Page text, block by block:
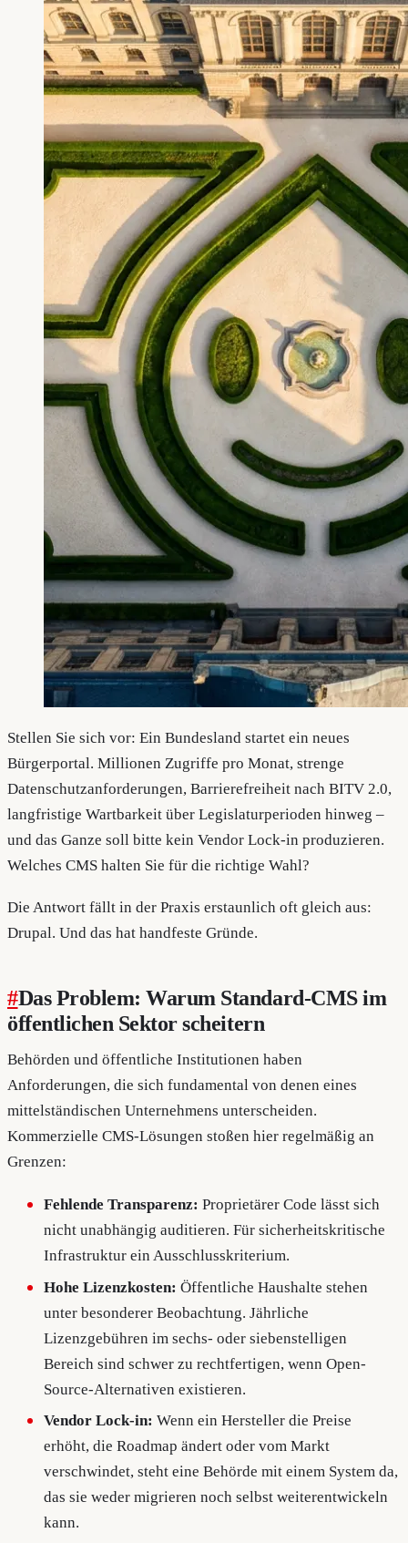
Stellen Sie sich vor: Ein Bundesland startet ein neues
Bürgerportal. Millionen Zugriffe pro Monat, strenge
Datenschutzanforderungen, Barrierefreiheit nach BITV 2.0,
langfristige Wartbarkeit über Legislaturperioden hinweg –
und das Ganze soll bitte kein Vendor Lock-in produzieren.
Welches CMS halten Sie für die richtige Wahl?
Die Antwort fällt in der Praxis erstaunlich oft gleich aus:
Drupal. Und das hat handfeste Gründe.
#Das Problem: Warum Standard-CMS im
öffentlichen Sektor scheitern
Behörden und öffentliche Institutionen haben
Anforderungen, die sich fundamental von denen eines
mittelständischen Unternehmens unterscheiden.
Kommerzielle CMS-Lösungen stoßen hier regelmäßig an
Grenzen:
Fehlende Transparenz: Proprietärer Code lässt sich
nicht unabhängig auditieren. Für sicherheitskritische
Infrastruktur ein Ausschlusskriterium.
Hohe Lizenzkosten: Öffentliche Haushalte stehen
unter besonderer Beobachtung. Jährliche
Lizenzgebühren im sechs- oder siebenstelligen
Bereich sind schwer zu rechtfertigen, wenn Open-
Source-Alternativen existieren.
Vendor Lock-in: Wenn ein Hersteller die Preise
erhöht, die Roadmap ändert oder vom Markt
verschwindet, steht eine Behörde mit einem System da,
das sie weder migrieren noch selbst weiterentwickeln
kann.